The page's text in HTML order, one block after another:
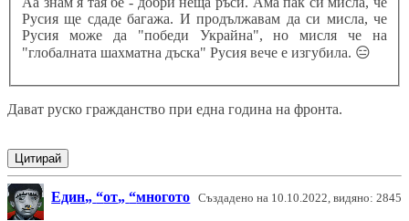
Русия ще сдаде багажа. И продължавам да си мисла, че
Русия може да "победи Украйна", но мисля че на
"глобалната шахматна дъска" Русия вече е изгубила. 😑
Дават руско гражданство при една година на фронта.
Цитирай
Един от многото Създадено на 10.10.2022, видяно: 2845